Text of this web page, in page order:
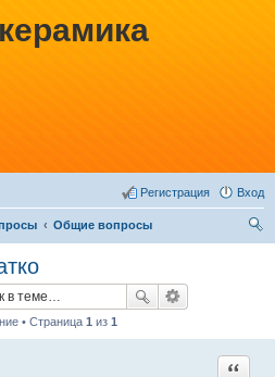
Вход
Регистрация
Общие вопросы
• Страница 1 из 1
Цитата